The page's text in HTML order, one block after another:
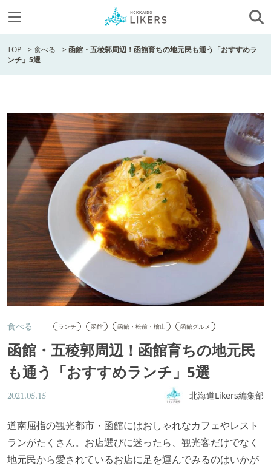
TOP >食べる >函館・五稜郭周辺！函館育ちの地元民も通う「おすすめラ
ンチ」5選
食べる ランチ 函館 函館・松前・檜山 函館グルメ
函館・五稜郭周辺！函館育ちの地元民
も通う「おすすめランチ」5選
2021.05.15 北海道Likers編集部
道南屈指の観光都市・函館にはおしゃれなカフェやレスト
ランがたくさん。お店選びに迷ったら、観光客だけでなく
地元民から愛されているお店に足を運んでみるのはいかが